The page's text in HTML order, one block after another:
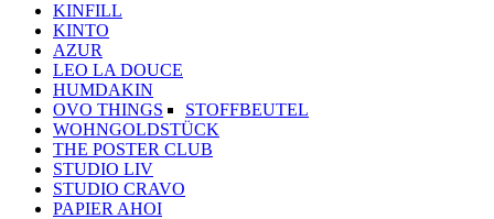
STOFFBEUTEL
KINFILL
KINTO
AZUR
LEO LA DOUCE
HUMDAKIN
OVO THINGS
WOHNGOLDSTÜCK
THE POSTER CLUB
STUDIO LIV
STUDIO CRAVO
PAPIER AHOI